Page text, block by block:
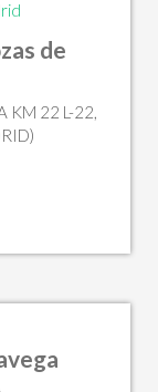
de
KM 22 L-22,